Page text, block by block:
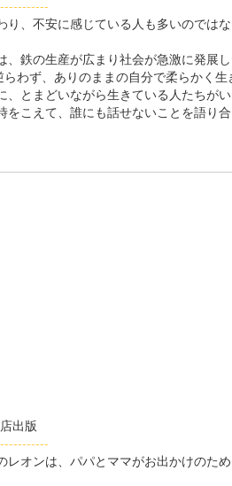
、不安に感じている人も多いのでは
鉄の生産が広まり社会が急激に発展
わず、ありのままの自分で柔らかく生
とまどいながら生きている人たち
こえて、誰にも話せないことを語り
出版
オンは、パパとママがお出かけのた